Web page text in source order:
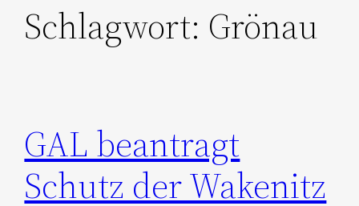
Schlagwort: Grönau
GAL beantragt
Schutz der Wakenitz